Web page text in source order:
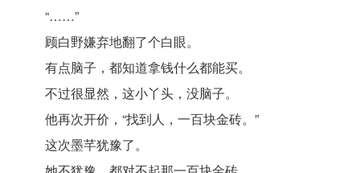
“……”
顾白野嫌弃地翻了个白眼。
有点脑子，都知道拿钱什么都能买。
不过很显然，这小丫头，没脑子。
他再次开价，“找到人，一百块金砖。”
这次墨芊犹豫了。